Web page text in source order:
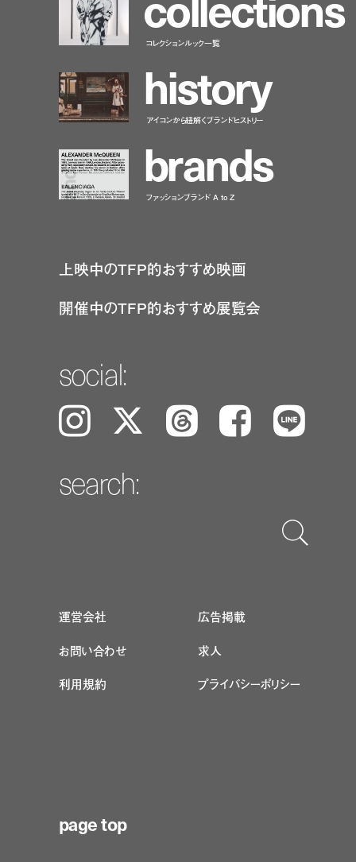
コレクションルック一覧
history
アイコンから紐解くブランドヒストリー
brands
ファッションブランド A to Z
上映中のTFP的おすすめ映画
開催中のTFP的おすすめ展覧会
social:
Instagram 𝕏 Threads Facebook LINE
search:
運営会社
広告掲載
お問い合わせ
求人
利用規約
プライバシーポリシー
page top